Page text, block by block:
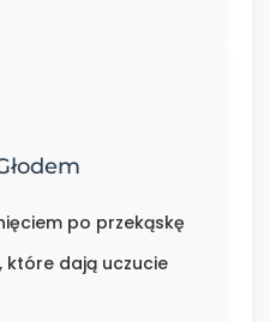
po przekąskę
które dają uczucie